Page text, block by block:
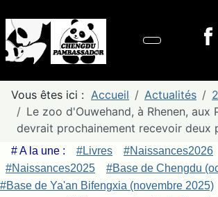
Vous êtes ici : Accueil Actualités
Le zoo d'Ouwehand, à Rhenen, aux
devrait prochainement recevoir deux
# A la une : #Livres
#Naissances2026
#Naissances2025
#Base de Chengdu
#Base de Ya'an Bifengxia (novembre 2025)